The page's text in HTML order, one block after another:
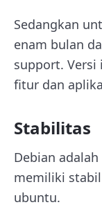
Sedangkan
enam bulan
support.
fitur dan
Stabilitas
Debian
memiliki
ubuntu.